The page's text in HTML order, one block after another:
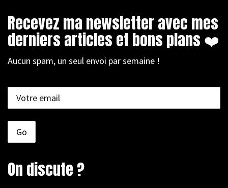
Recevez ma newsletter avec mes
derniers articles et bons plans ❤️
Aucun spam, un seul envoi par semaine !
On discute ?